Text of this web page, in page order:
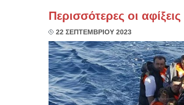
Περισσότερες οι
22 ΣΕΠΤΕΜΒΡΙΟΥ 2023